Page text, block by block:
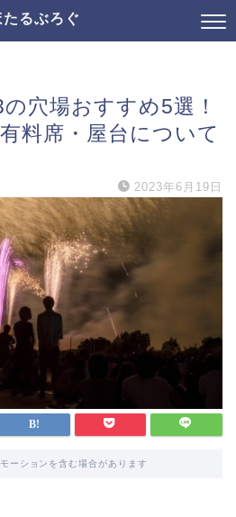
たるぶろぐ
穴場おすすめ5選！
料席・屋台について
2023年6月19日
ーションを含む場合があります